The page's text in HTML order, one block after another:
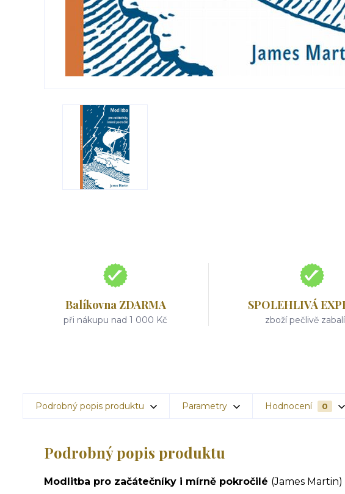
Balíkovna ZDARMA
při nákupu nad 1 000 Kč
SPOLEHLIVÁ
zboží pečlivě
Podrobný popis produktu Parametry Hodnocení 0
Podrobný popis produktu
Modlitba pro začátečníky i mírně pokročilé (James Martin)